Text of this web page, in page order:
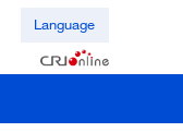
Language